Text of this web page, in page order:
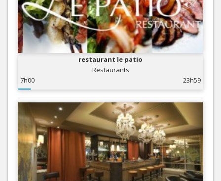
restaurant le patio
Restaurants
7h00
23h59